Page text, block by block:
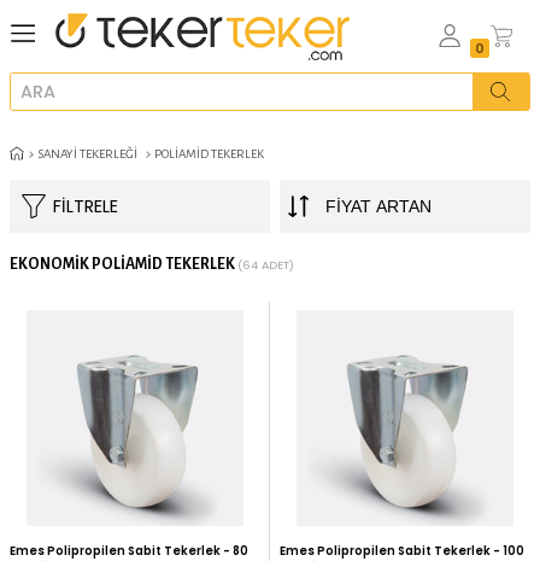
SANAYI TEKERLEĞI POLIAMID TEKERLEK
FILTRELE